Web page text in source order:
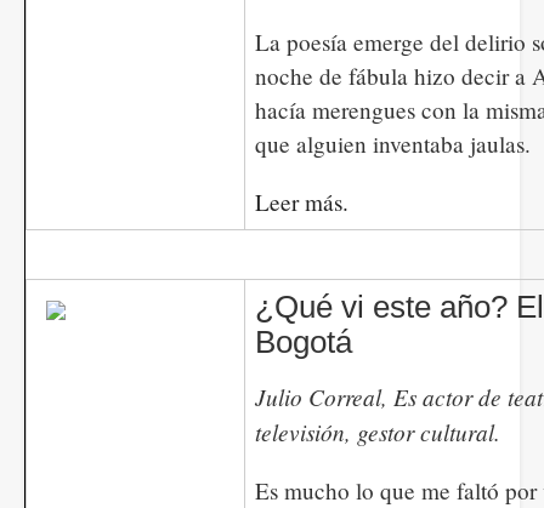
La poesía emerge del delirio
noche de fábula hizo decir a
hacía merengues con la
que alguien inventaba jaulas.
Leer más.
¿Qué vi este año?
Bogotá
Julio Correal, Es actor de
televisión, gestor cultural.
Es mucho lo que me faltó